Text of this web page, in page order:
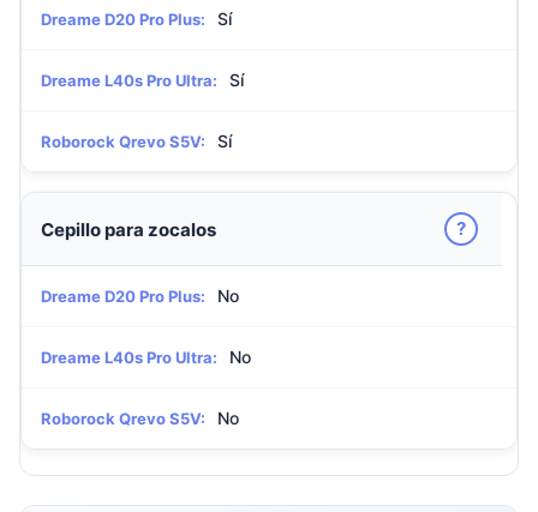
Dreame D20 Pro Plus: Sí
Dreame L40s Pro Ultra: Sí
Roborock Qrevo S5V: Sí
Cepillo para zocalos ?
Dreame D20 Pro Plus: No
Dreame L40s Pro Ultra: No
Roborock Qrevo S5V: No